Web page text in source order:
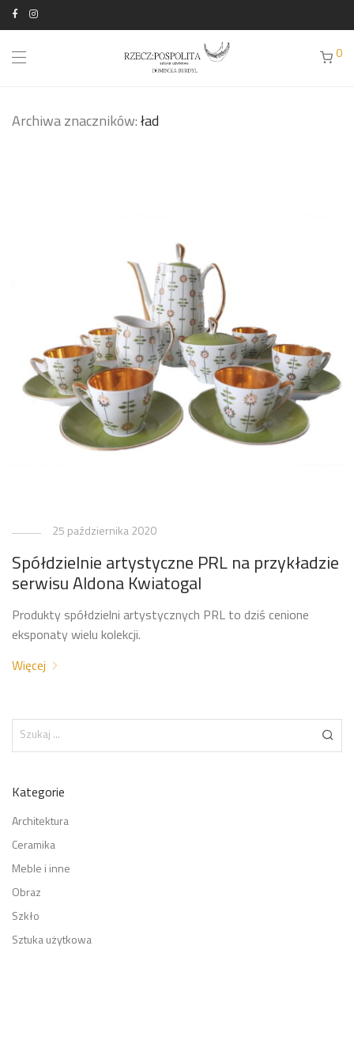
0
Archiwa znaczników: ład
25 października 2020
Spółdzielnie artystyczne PRL na przykładzie
serwisu Aldona Kwiatogal
Produkty spółdzielni artystycznych PRL to dziś cenione
eksponaty wielu kolekcji.
Więcej
Kategorie
Architektura
Ceramika
Meble i inne
Obraz
Szkło
Sztuka użytkowa